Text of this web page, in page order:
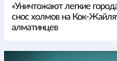
«Уничтожают легкие
снос холмов на Кок-
алматинцев